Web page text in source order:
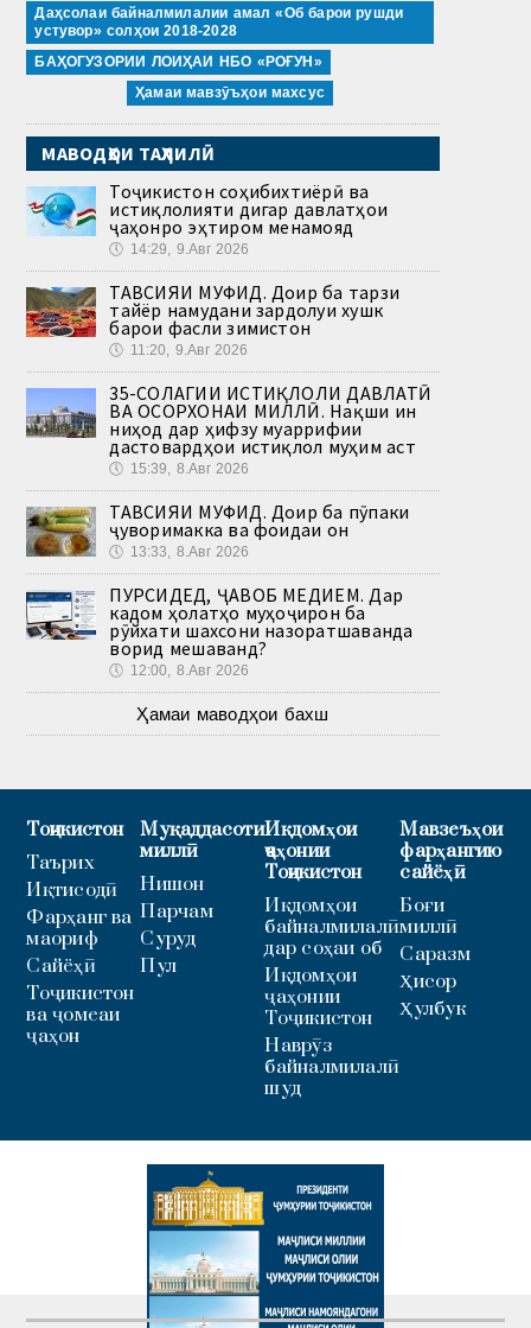
Даҳсолаи байналмилалии амал «Об барои рушди
устувор» солҳои 2018-2028
БАҲОГУЗОРИИ ЛОИҲАИ НБО «РОҒУН»
Ҳамаи мавзӯъҳои махсус
МАВОДҲОИ ТАҲЛИЛӢ
Тоҷикистон соҳибихтиёрӣ ва
истиқлолияти дигар давлатҳои
ҷаҳонро эҳтиром менамояд
🕔 14:29, 9.Авг 2026
ТАВСИЯИ МУФИД. Доир ба тарзи
тайёр намудани зардолуи хушк
барои фасли зимистон
🕔 11:20, 9.Авг 2026
35-СОЛАГИИ ИСТИҚЛОЛИ ДАВЛАТӢ
ВА ОСОРХОНАИ МИЛЛӢ. Нақши ин
ниҳод дар ҳифзу муаррифии
дастовардҳои истиқлол муҳим аст
🕔 15:39, 8.Авг 2026
ТАВСИЯИ МУФИД. Доир ба пӯпаки
ҷуворимакка ва фоидаи он
🕔 13:33, 8.Авг 2026
ПУРСИДЕД, ҶАВОБ МЕДИҲЕМ. Дар
кадом ҳолатҳо муҳоҷирон ба
рӯйхати шахсони назоратшаванда
ворид мешаванд?
🕔 12:00, 8.Авг 2026
Ҳамаи маводҳои бахш
Тоҷикистон
Таърих
Иқтисодӣ
Фарҳанг ва
маориф
Сайёҳӣ
Тоҷикистон
ва ҷомеаи
ҷаҳон
Муқаддасоти
миллӣ
Нишон
Парчам
Суруд
Пул
Иқдомҳои
ҷаҳонии
Тоҷикистон
Иқдомҳои
байналмилалӣ
дар соҳаи об
Иқдомҳои
ҷаҳонии
Тоҷикистон
Наврӯз
байналмилалӣ
шуд
Мавзеъҳои
фарҳангию
сайёҳӣ
Боғи
миллӣ
Саразм
Ҳисор
Ҳулбук